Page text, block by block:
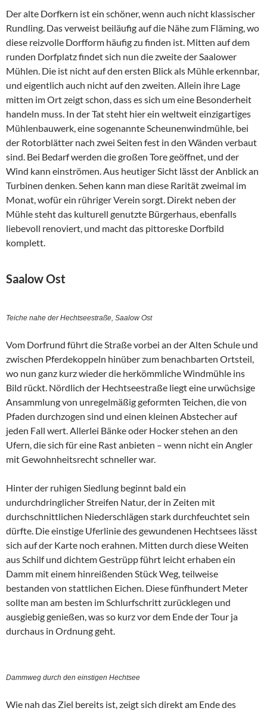
Der alte Dorfkern ist ein schöner, wenn auch nicht klassischer
Rundling. Das verweist beiläufig auf die Nähe zum Fläming, wo
diese reizvolle Dorfform häufig zu finden ist. Mitten auf dem
runden Dorfplatz findet sich nun die zweite der Saalower
Mühlen. Die ist nicht auf den ersten Blick als Mühle erkennbar,
und eigentlich auch nicht auf den zweiten. Allein ihre Lage
mitten im Ort zeigt schon, dass es sich um eine Besonderheit
handeln muss. In der Tat steht hier ein weltweit einzigartiges
Mühlenbauwerk, eine sogenannte Scheunenwindmühle, bei
der Rotorblätter nach zwei Seiten fest in den Wänden verbaut
sind. Bei Bedarf werden die großen Tore geöffnet, und der
Wind kann einströmen. Aus heutiger Sicht lässt der Anblick an
Turbinen denken. Sehen kann man diese Rarität zweimal im
Monat, wofür ein rühriger Verein sorgt. Direkt neben der
Mühle steht das kulturell genutzte Bürgerhaus, ebenfalls
liebevoll renoviert, und macht das pittoreske Dorfbild
komplett.
Saalow Ost
Teiche nahe der Hechtseestraße, Saalow Ost
Vom Dorfrund führt die Straße vorbei an der Alten Schule und
zwischen Pferdekoppeln hinüber zum benachbarten Ortsteil,
wo nun ganz kurz wieder die herkömmliche Windmühle ins
Bild rückt. Nördlich der Hechtseestraße liegt eine urwüchsige
Ansammlung von unregelmäßig geformten Teichen, die von
Pfaden durchzogen sind und einen kleinen Abstecher auf
jeden Fall wert. Allerlei Bänke oder Hocker stehen an den
Ufern, die sich für eine Rast anbieten – wenn nicht ein Angler
mit Gewohnheitsrecht schneller war.
Hinter der ruhigen Siedlung beginnt bald ein
undurchdringlicher Streifen Natur, der in Zeiten mit
durchschnittlichen Niederschlägen stark durchfeuchtet sein
dürfte. Die einstige Uferlinie des gewundenen Hechtsees lässt
sich auf der Karte noch erahnen. Mitten durch diese Weiten
aus Schilf und dichtem Gestrüpp führt leicht erhaben ein
Damm mit einem hinreißenden Stück Weg, teilweise
bestanden von stattlichen Eichen. Diese fünfhundert Meter
sollte man am besten im Schlurfschritt zurücklegen und
ausgiebig genießen, was so kurz vor dem Ende der Tour ja
durchaus in Ordnung geht.
Dammweg durch den einstigen Hechtsee
Wie nah das Ziel bereits ist, zeigt sich direkt am Ende des